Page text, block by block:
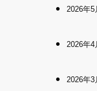
2026年5
2026年4
2026年3